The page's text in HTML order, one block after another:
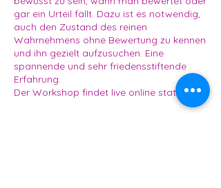
gar ein Urteil fällt. Dazu ist es notwendig,
auch den Zustand des reinen
Wahrnehmens ohne Bewertung zu kennen
und ihn gezielt aufzusuchen. Eine
spannende und sehr friedensstiftende
Erfahrung.
Der Workshop findet live online statt.